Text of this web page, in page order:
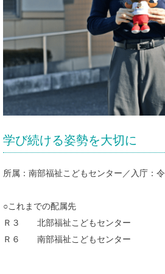
学び続ける姿勢を大切に
所属：南部福祉こどもセンター／入庁：
○これまでの配属先
Ｒ３ 北部福祉こどもセンター
Ｒ６ 南部福祉こどもセンター